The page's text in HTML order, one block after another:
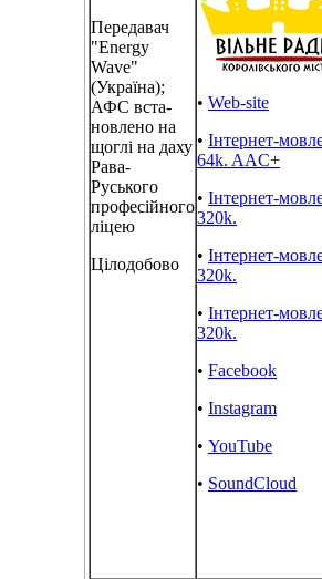
Передавач
"Energy
Wave"
(Україна);
АФС вста-
новлено на
щоглі на даху
Рава-
Руського
професійного
ліцею
Цілодобово
• Web-site
• Інтернет-
64k. AAC+
• Інтернет-
320k.
• Інтернет-
320k.
• Інтернет-
320k.
• Facebook
• Instagram
• YouTube
• SoundCloud